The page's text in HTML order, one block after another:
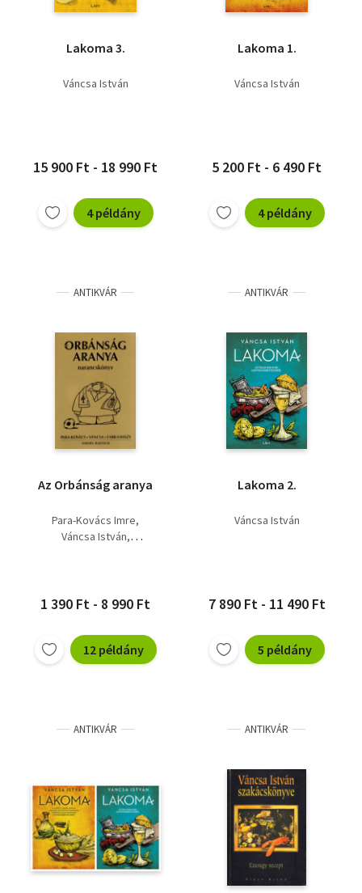
Lakoma 3.
Váncsa István
15 900 Ft - 18 990 Ft
4 példány
Lakoma 1.
Váncsa István
5 200 Ft - 6 490 Ft
4 példány
ANTIKVÁR
Az Orbánság aranya
Para-Kovács Imre
Váncsa István
1 390 Ft - 8 990 Ft
12 példány
ANTIKVÁR
Lakoma 2.
Váncsa István
7 890 Ft - 11 490 Ft
5 példány
ANTIKVÁR ANTIKVÁR